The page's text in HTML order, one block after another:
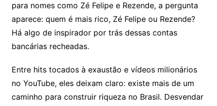
para nomes como Zé Felipe e Rezende, a pergunta
aparece: quem é mais rico, Zé Felipe ou Rezende?
Há algo de inspirador por trás dessas contas
bancárias recheadas.
Entre hits tocados à exaustão e vídeos milionários
no YouTube, eles deixam claro: existe mais de um
caminho para construir riqueza no Brasil. Desvendar